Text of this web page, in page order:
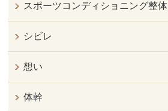
スポーツコンディショニング整体
シビレ
想い
体幹